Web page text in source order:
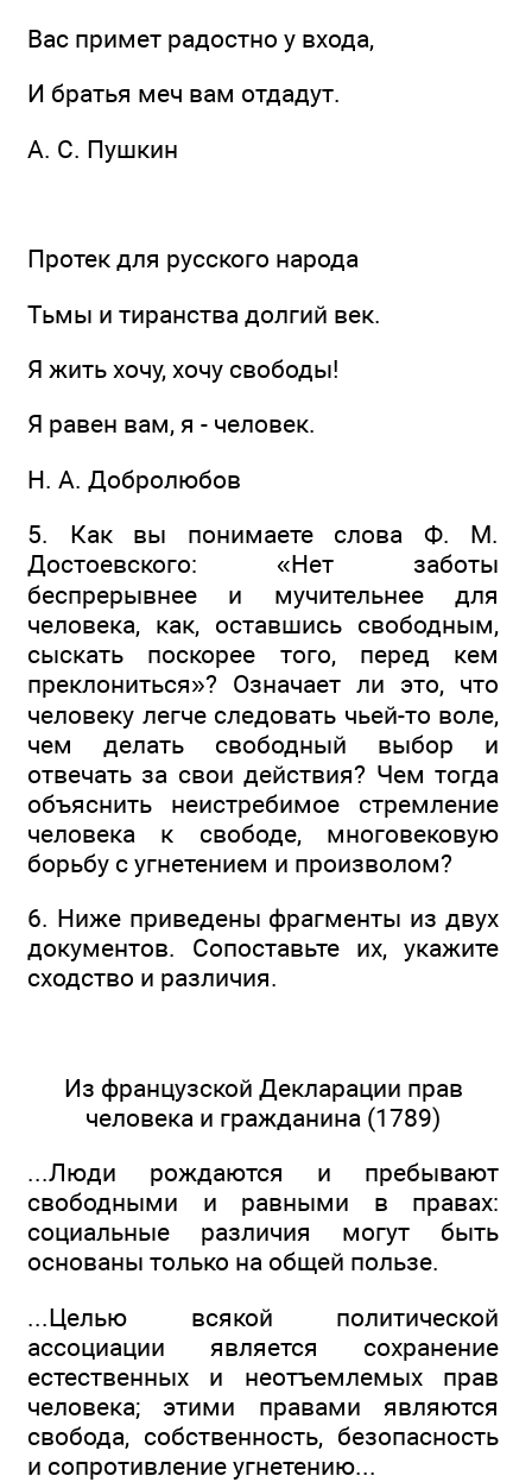
Вас примет радостно у входа,
И братья меч вам отдадут.
А. С. Пушкин
Протек для русского народа
Тьмы и тиранства долгий век.
Я жить хочу, хочу свободы!
Я равен вам, я - человек.
Н. А. Добролюбов
5. Как вы понимаете слова Ф. М.
Достоевского: «Нет заботы
беспрерывнее и мучительнее для
человека, как, оставшись свободным,
сыскать поскорее того, перед кем
преклониться»? Означает ли это, что
человеку легче следовать чьей-то воле,
чем делать свободный выбор и
отвечать за свои действия? Чем тогда
объяснить неистребимое стремление
человека к свободе, многовековую
борьбу с угнетением и произволом?
6. Ниже приведены фрагменты из двух
документов. Сопоставьте их, укажите
сходство и различия.
Из французской Декларации прав
человека и гражданина (1789)
...Люди рождаются и пребывают
свободными и равными в правах:
социальные различия могут быть
основаны только на общей пользе.
...Целью всякой политической
ассоциации является сохранение
естественных и неотъемлемых прав
человека; этими правами являются
свобода, собственность, безопасность
и сопротивление угнетению...